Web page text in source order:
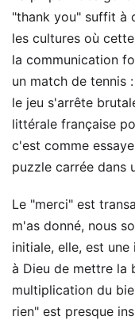
"thank you" suffit à
les cultures où
la communication
un match de tennis
le jeu s'arrête
littérale française
c'est comme
puzzle carrée dans
Le "merci" est
m'as donné, nous
initiale, elle, est
à Dieu de mettre la
multiplication du
rien" est presque